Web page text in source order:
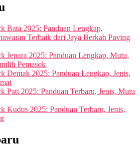
Bata 2025: Panduan Lengkap,
Terbaik dari Jaya Berkah Paving
Jepara 2025: Panduan Lengkap, Mutu,
Pemasok
Demak 2025: Panduan Lengkap, Jenis,
Pati 2025: Panduan Terbaru, Jenis, Mutu
Kudus 2025: Panduan Terbaru, Jenis,